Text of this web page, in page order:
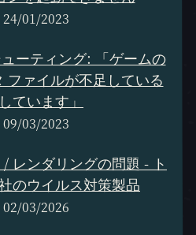
24/01/2023
ーティング: 「ゲームの
ファイルが不足している
ています」
09/03/2023
レンダリングの問題 - ト
のウイルス対策製品
02/03/2026